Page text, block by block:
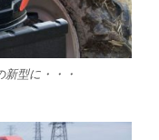
型に・・・